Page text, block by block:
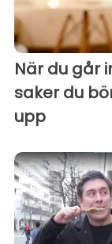
När du går
saker du
upp